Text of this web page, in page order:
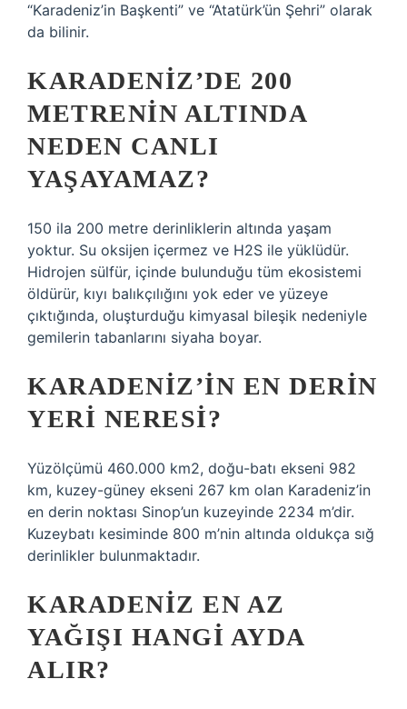
“Karadeniz’in Başkenti” ve “Atatürk’ün Şehri” olarak
da bilinir.
KARADENIZ’DE 200
METRENIN ALTINDA
NEDEN CANLI
YAŞAYAMAZ?
150 ila 200 metre derinliklerin altında yaşam
yoktur. Su oksijen içermez ve H2S ile yüklüdür.
Hidrojen sülfür, içinde bulunduğu tüm ekosistemi
öldürür, kıyı balıkçılığını yok eder ve yüzeye
çıktığında, oluşturduğu kimyasal bileşik nedeniyle
gemilerin tabanlarını siyaha boyar.
KARADENIZ’IN EN DERIN
YERI NERESI?
Yüzölçümü 460.000 km2, doğu-batı ekseni 982
km, kuzey-güney ekseni 267 km olan Karadeniz’in
en derin noktası Sinop’un kuzeyinde 2234 m’dir.
Kuzeybatı kesiminde 800 m’nin altında oldukça sığ
derinlikler bulunmaktadır.
KARADENIZ EN AZ
YAĞIŞI HANGI AYDA
ALIR?